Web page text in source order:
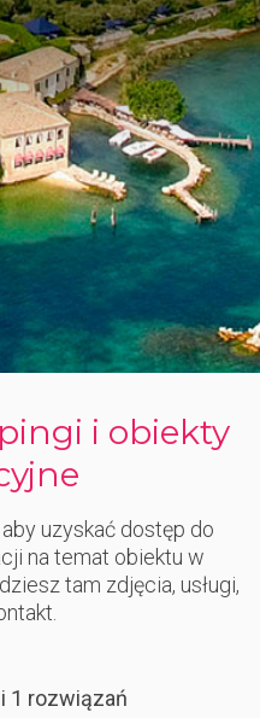
i obiekty
uzyskać dostęp do
na temat obiektu w
tam zdjęcia, usługi,
1 rozwiązań